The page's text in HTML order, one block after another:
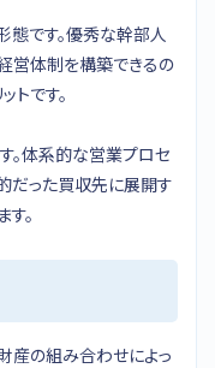
です。優秀な幹部人
営体制を構築できるの
トです。
。体系的な営業プロセ
だった買収先に展開す
。
産の組み合わせによっ